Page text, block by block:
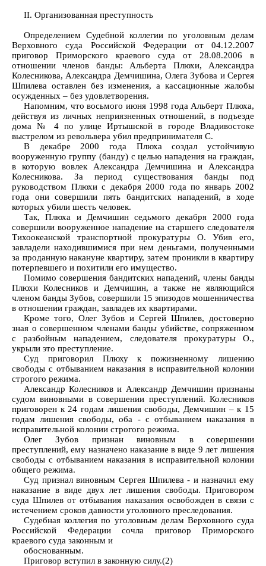
II. Организованная преступность
Определением Судебной коллегии по уголовным делам
Верховного суда Российской Федерации от 04.12.2007
приговор Приморского краевого суда от 28.08.2006 в
отношении членов банды: Альберта Плюхи, Александра
Колесникова, Александра Демчишина, Олега Зубова и Сергея
Шпилева оставлен без изменения, а кассационные жалобы
осужденных – без удовлетворения.
Напомним, что восьмого июня 1998 года Альберт Плюха,
действуя из личных неприязненных отношений, в подъезде
дома № 4 по улице Иртышской в городе Владивостоке
выстрелом из револьвера убил предпринимателя С.
В декабре 2000 года Плюха создал устойчивую
вооруженную группу (банду) с целью нападения на граждан,
в которую вовлек Александра Демчишина и Александра
Колесникова. За период существования банды под
руководством Плюхи с декабря 2000 года по январь 2002
года они совершили пять бандитских нападений, в ходе
которых убили шесть человек.
Так, Плюха и Демчишин седьмого декабря 2000 года
совершили вооруженное нападение на старшего следователя
Тихоокеанской транспортной прокуратуры О. Убив его,
завладели находившимися при нем деньгами, полученными
за проданную накануне квартиру, затем проникли в квартиру
потерпевшего и похитили его имущество.
Помимо совершения бандитских нападений, члены банды
Плюхи Колесников и Демчишин, а также не являющийся
членом банды Зубов, совершили 15 эпизодов мошенничества
в отношении граждан, завладев их квартирами.
Кроме того, Олег Зубов и Сергей Шпилев, достоверно
зная о совершенном членами банды убийстве, сопряженном
с разбойным нападением, следователя прокуратуры О.,
укрыли это преступление.
Суд приговорил Плюху к пожизненному лишению
свободы с отбыванием наказания в исправительной колонии
строгого режима.
Александр Колесников и Александр Демчишин признаны
судом виновными в совершении преступлений. Колесников
приговорен к 24 годам лишения свободы, Демчишин – к 15
годам лишения свободы, оба - с отбыванием наказания в
исправительной колонии строгого режима.
Олег Зубов признан виновным в совершении
преступлений, ему назначено наказание в виде 9 лет лишения
свободы с отбыванием наказания в исправительной колонии
общего режима.
Суд признал виновным Сергея Шпилева - и назначил ему
наказание в виде двух лет лишения свободы. Приговором
суда Шпилев от отбывания наказания освобожден в связи с
истечением сроков давности уголовного преследования.
Судебная коллегия по уголовным делам Верховного суда
Российской Федерации сочла приговор Приморского
краевого суда законным и
обоснованным.
Приговор вступил в законную силу.(2)